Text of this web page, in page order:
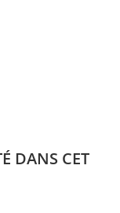
DANS CET